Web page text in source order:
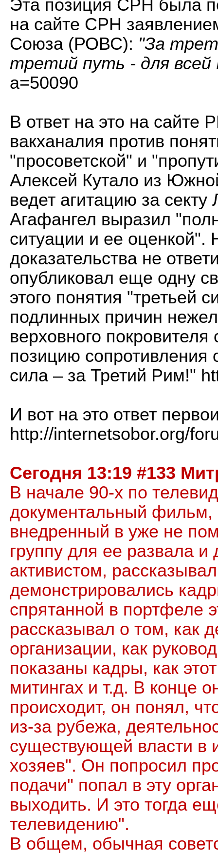
Эта позиция СРН была
на сайте СРН
Союза (РОВС): "За
третий путь - для всей
a=50090
В ответ на это на сайте
вакханалия против
"просоветской" и
Алексей Кутало из
ведет агитацию за
Агафангел выразил
ситуации и ее оценкой".
доказательства не
опубликовал еще одну
этого понятия "третьей
подлинных причин
верховного
позицию
сила – за Третий Рим!"
И вот на это ответ
http://internetsobor.org/
Сегодня 13:19 #133
В начале 90-х по
документальный фильм,
внедренный в уже не
группу для ее развала и
активистом,
демонстрировались
спрятанной в портфеле
рассказывал о том, как
организации, как
показаны кадры, как
митингах и т.д. В конце
происходит, он понял,
из-за рубежа,
существующей власти в
хозяев". Он попросил
подачи" попал в эту
выходить. И это тогда
телевидению".
В общем, обычная